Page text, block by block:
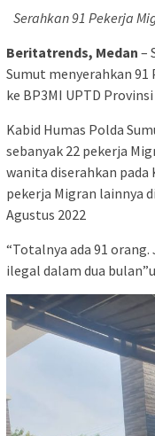
Serahkan 91 Pekerja
Beritatrends, Medan –
Sumut menyerahkan
ke BP3MI UPTD
Kabid Humas Polda
sebanyak 22 pekerja
wanita diserahkan pada
pekerja Migran lainnya
Agustus 2022
“Totalnya ada 91
ilegal dalam dua